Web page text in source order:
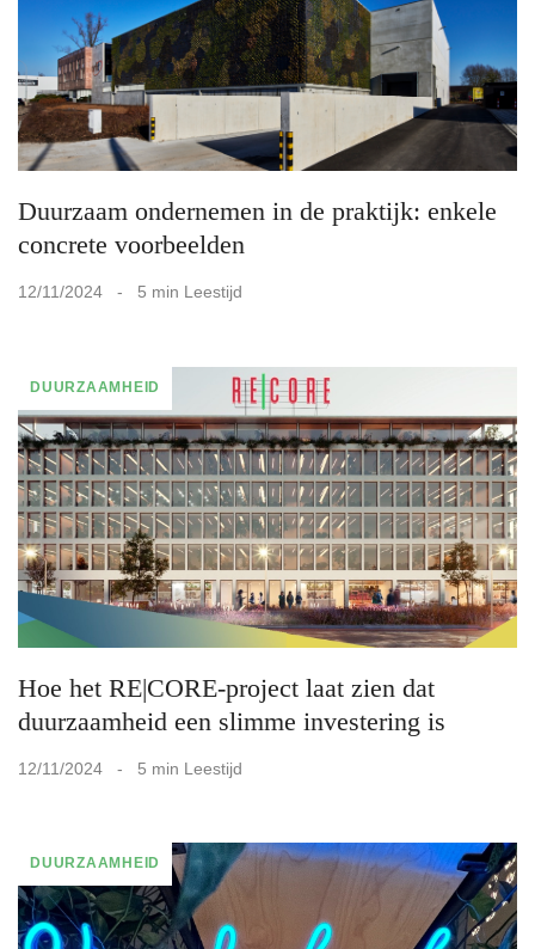
Duurzaam ondernemen in de praktijk: enkele
concrete voorbeelden
12/11/2024 - 5 min Leestijd
DUURZAAMHEID
Hoe het RE|CORE-project laat zien dat
duurzaamheid een slimme investering is
12/11/2024 - 5 min Leestijd
DUURZAAMHEID